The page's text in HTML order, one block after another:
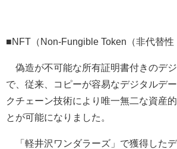
■NFT（Non-Fungible Token（非代替性
偽造が不可能な所有証明書付きのデ
で、従来、コピーが容易なデジタルデ
クチェーン技術により唯一無二な資産
とが可能になりました。
「軽井沢ワンダラーズ」で獲得した